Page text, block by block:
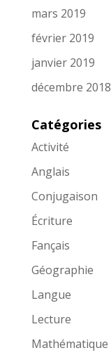
mars 2019
février 2019
janvier 2019
décembre 2018
Catégories
Activité
Anglais
Conjugaison
Écriture
Fançais
Géographie
Langue
Lecture
Mathématique